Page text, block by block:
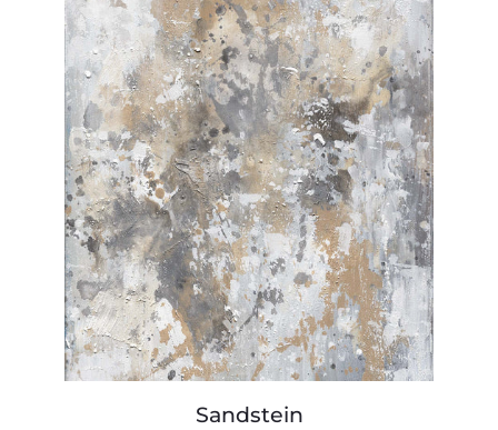
Sandstein